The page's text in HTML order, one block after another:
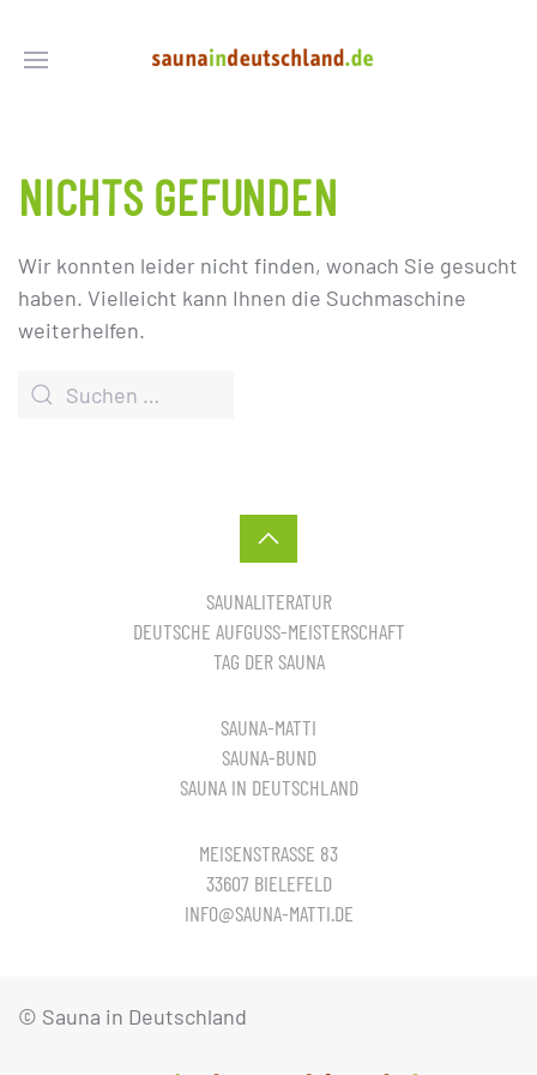
NICHTS GEFUNDEN
Wir konnten leider nicht finden, wonach Sie gesucht
haben. Vielleicht kann Ihnen die Suchmaschine
weiterhelfen.
SAUNALITERATUR
DEUTSCHE AUFGUSS-MEISTERSCHAFT
TAG DER SAUNA
SAUNA-MATTI
SAUNA-BUND
SAUNA IN DEUTSCHLAND
MEISENSTRASSE 83
33607 BIELEFELD
INFO@SAUNA-MATTI.DE
© Sauna in Deutschland